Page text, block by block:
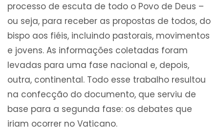
processo de escuta de todo o Povo de Deus –
ou seja, para receber as propostas de todos, do
bispo aos fiéis, incluindo pastorais, movimentos
e jovens. As informações coletadas foram
levadas para uma fase nacional e, depois,
outra, continental. Todo esse trabalho resultou
na confecção do documento, que serviu de
base para a segunda fase: os debates que
iriam ocorrer no Vaticano.